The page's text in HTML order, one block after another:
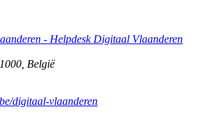
- Helpdesk Digitaal Vlaanderen
1000, België
digitaal-vlaanderen